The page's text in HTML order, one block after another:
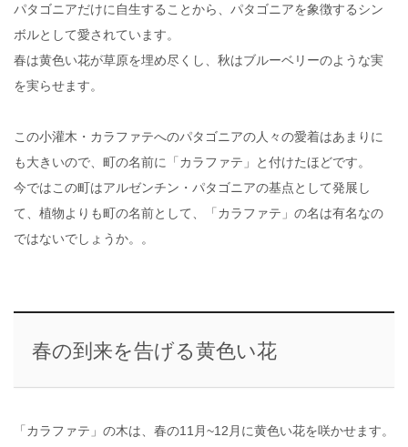
パタゴニアだけに自生することから、パタゴニアを象徴するシン
ボルとして愛されています。
春は黄色い花が草原を埋め尽くし、秋はブルーベリーのような実
を実らせます。
この小灌木・カラファテへのパタゴニアの人々の愛着はあまりに
も大きいので、町の名前に「カラファテ」と付けたほどです。
今ではこの町はアルゼンチン・パタゴニアの基点として発展し
て、植物よりも町の名前として、「カラファテ」の名は有名なの
ではないでしょうか。。
春の到来を告げる黄色い花
「カラファテ」の木は、春の11月~12月に黄色い花を咲かせます。